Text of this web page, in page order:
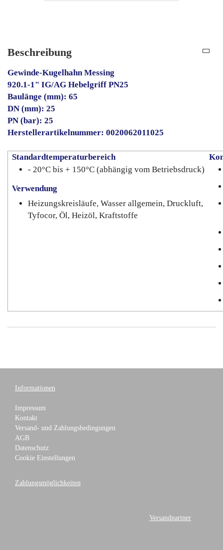
Beschreibung
Gewinde-Kugelhahn Messing
920.1-1" IG/AG Hebelgriff PN25
Baulänge (mm): 65
DN (mm): 25
PN (bar): 25
Herstellerartikelnummer: 0020062011025
Standardtemperaturbereich
- 20°C bis + 150°C (abhängig vom Betriebsdruck)
Verwendung
Heizungskreisläufe, Wasser allgemein, Druckluft,
Tyfocor, Öl, Heizöl, Kraftstoffe
Informationen
Impressum
Kontakt
Versand- und Zahlungsbedingungen
AGB
Datenschutz
Cookie Einstellungen
Zahlungsmöglichkeiten
Versandpartner